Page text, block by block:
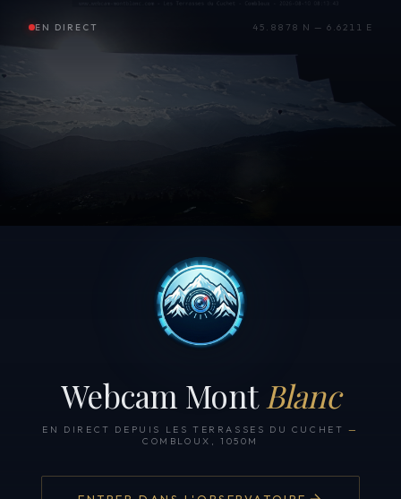
EN DIRECT 45.8878 N — 6.6211 E
Webcam Mont Blanc
EN DIRECT DEPUIS LES TERRASSES DU CUCHET —
COMBLOUX, 1050M